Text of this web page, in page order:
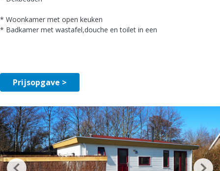
* Woonkamer met open keuken
* Badkamer met wastafel,douche en toilet in een
Prijsopgave >